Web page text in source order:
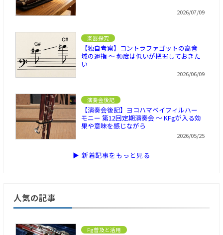
2026/07/09
楽器探究
【独自考察】コントラファゴットの高音
域の運指 ～ 頻度は低いが把握しておきた
い
2026/06/09
演奏会後記
【演奏会後記】ヨコハマベイフィルハー
モニー 第12回定期演奏会 ～ KFgが入る効
果や意味を感じながら
2026/05/25
▶ 新着記事をもっと見る
人気の記事
Fg普及と活用